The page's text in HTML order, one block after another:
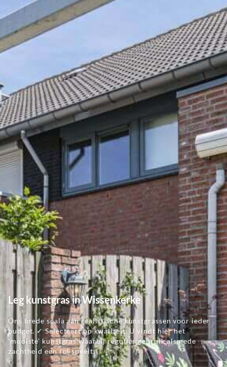
Leg kunstgras in Wissenkerke
Ons brede scala aan realistische kunstgrassen voor ieder
budget. ✓ Selecteert op kwaliteit. U vindt hier het
'mooiste' kunstgras waarbij regulier gebruik alsmede
zachtheid een rol speelt.